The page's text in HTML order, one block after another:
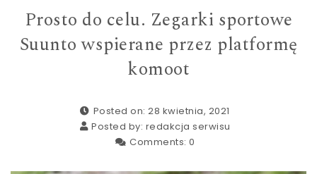
Prosto do celu. Zegarki sportowe
Suunto wspierane przez platformę
komoot
Posted on: 28 kwietnia, 2021
Posted by: redakcja serwisu
Comments: 0